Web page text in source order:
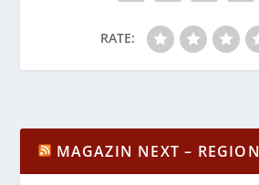
RATE:
MAGAZIN NEXT – REGION